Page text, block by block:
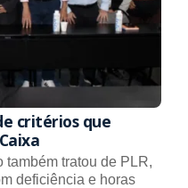
critérios que
também tratou de PLR,
deficiência e horas